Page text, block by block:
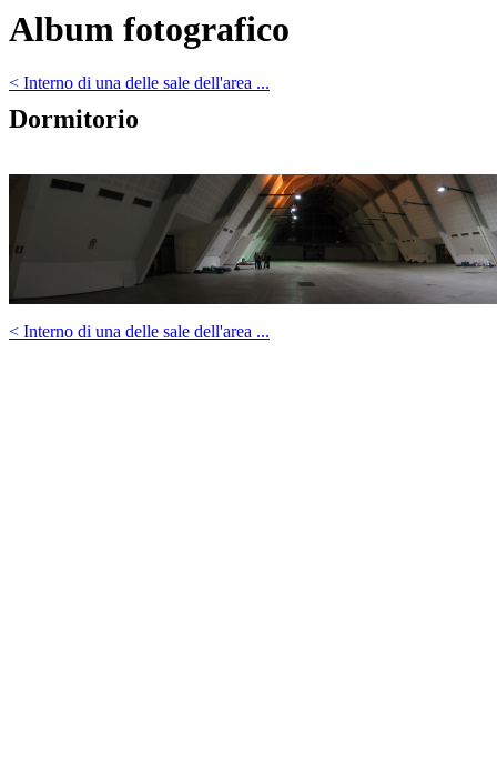
Album fotografico
< Interno di una delle sale dell'area ...
Dormitorio
< Interno di una delle sale dell'area ...